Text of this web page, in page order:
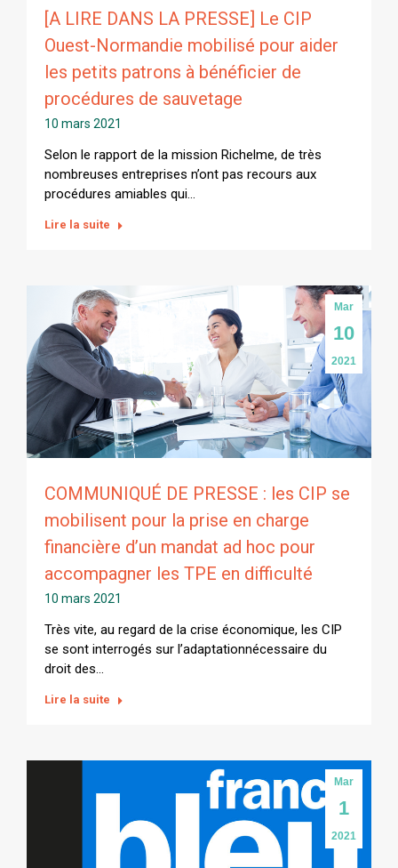
[A LIRE DANS LA PRESSE] Le CIP
Ouest-Normandie mobilisé pour aider
les petits patrons à bénéficier de
procédures de sauvetage
10 mars 2021
Selon le rapport de la mission Richelme, de très
nombreuses entreprises n’ont pas recours aux
procédures amiables qui…
Lire la suite
Mar
10
2021
COMMUNIQUÉ DE PRESSE : les CIP se
mobilisent pour la prise en charge
financière d’un mandat ad hoc pour
accompagner les TPE en difficulté
10 mars 2021
Très vite, au regard de la crise économique, les CIP
se sont interrogés sur l’adaptationnécessaire du
droit des…
Lire la suite
Mar
1
2021